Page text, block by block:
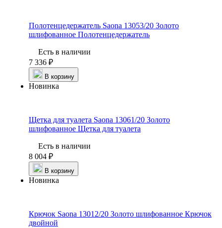
Полотенцедержатель Saona 13053/20 Золото
шлифованное Полотенцедержатель
Есть в наличии
7 336 ₽
В корзину
Новинка
Щетка для туалета Saona 13061/20 Золото
шлифованное Щетка для туалета
Есть в наличии
8 004 ₽
В корзину
Новинка
Крючок Saona 13012/20 Золото шлифованное Крючок
двойной